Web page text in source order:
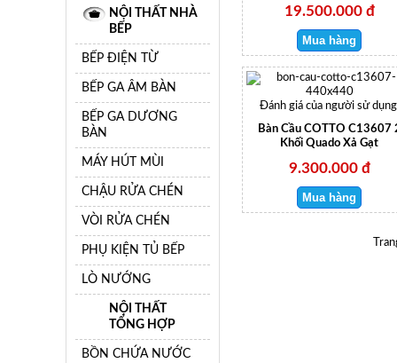
NỘI THẤT NHÀ
BẾP
BẾP ĐIỆN TỪ
BẾP GA ÂM BÀN
BẾP GA DƯƠNG
BÀN
MÁY HÚT MÙI
CHẬU RỬA CHÉN
VÒI RỬA CHÉN
PHỤ KIỆN TỦ BẾP
LÒ NƯỚNG
NỘI THẤT
TỔNG HỢP
BỒN CHỨA NƯỚC
19.500.000 đ
Đánh giá của người sử
Bàn Cầu COTTO C13607
Khối Quado Xả Gạt
9.300.000 đ